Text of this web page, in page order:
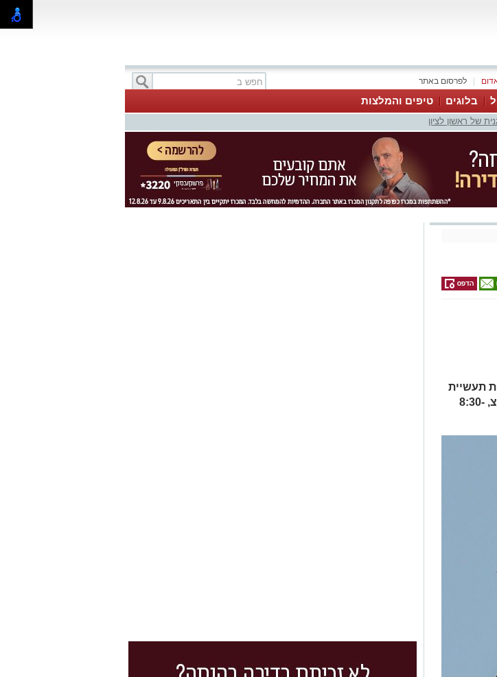
לפרסום באתר
בלוגים טיפים והמלצות
של ראשון לציון
לכלים בלתי מאוישים 2015 לציון 40 שנות תעשיית
המל"טים הישראלית מרכז לאגו, רח' המאה ועשרים 6 ראשל"צ, 8:30-